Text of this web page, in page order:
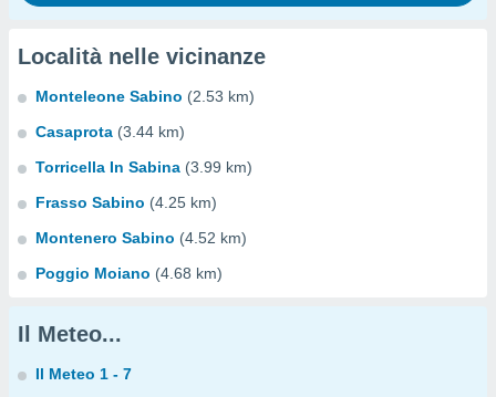
Località nelle vicinanze
Monteleone Sabino (2.53 km)
Casaprota (3.44 km)
Torricella In Sabina (3.99 km)
Frasso Sabino (4.25 km)
Montenero Sabino (4.52 km)
Poggio Moiano (4.68 km)
Il Meteo...
Il Meteo 1 - 7